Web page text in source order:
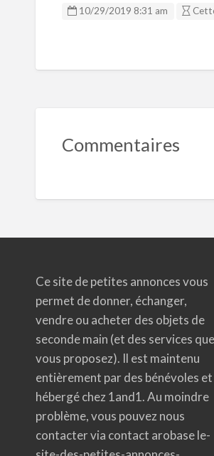
10/29/2019 8:31 am
Commentaires
Ce site de petites annonces vous
permet de donner, échanger,
vendre ou acheter des objets de
seconde main (et des services que
vous proposez). Il est maintenu
entièrement par des bénévoles et
hébergé chez 1and1. Au moindre
problème, vous pouvez nous
contacter via contact arobase le-